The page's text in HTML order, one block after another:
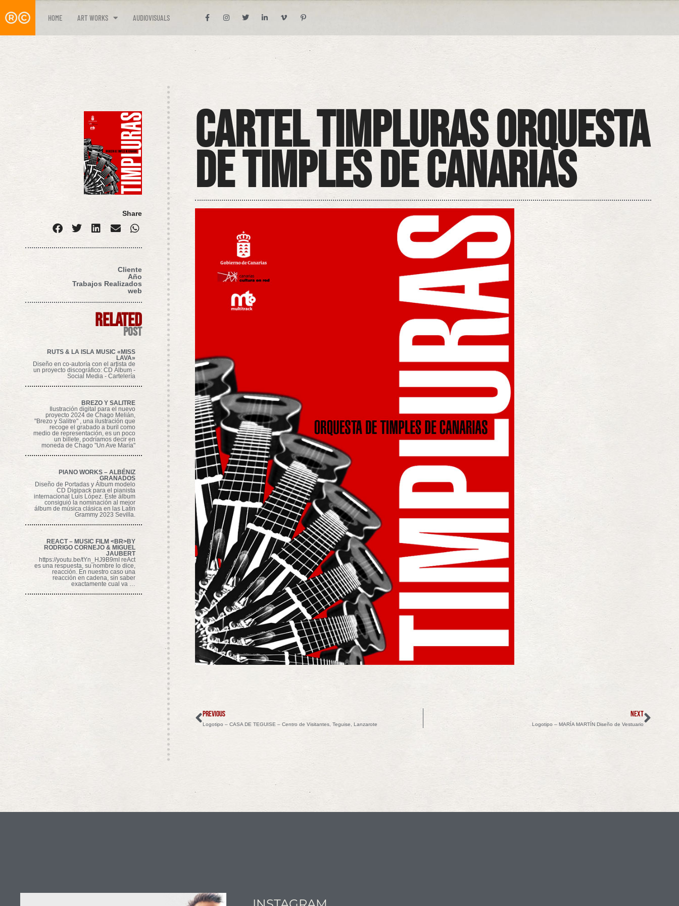
HOME ART WORKS AUDIOVISUALS
Share
Cliente
Año
Trabajos Realizados
web
related
post
RUTS & LA ISLA MUSIC «MISS
LAVA»
Diseño en co-autoría con el artista de
un proyecto discográfico: CD Álbum -
Social Media - Cartelería
BREZO Y SALITRE
Ilustración digital para el nuevo
proyecto 2024 de Chago Melián,
"Brezo y Salitre" , una ilustración que
recoge el grabado a buril como
medio de representación, es un poco
un billete, podríamos decir en
moneda de Chago "Un Ave María"
PIANO WORKS – ALBÉNIZ
GRANADOS
Diseño de Portadas y Álbum modelo
CD Digipack para el pianista
internacional Luis López. Este álbum
consiguió la nominación al mejor
álbum de música clásica en las Latin
Grammy 2023 Sevilla.
REACT – MUSIC FILM <BR>BY
RODRIGO CORNEJO & MIGUEL
JAUBERT
https://youtu.be/tYn_HJ9B9mI reAct
es una respuesta, su nombre lo dice,
reacción. En nuestro caso una
reacción en cadena, sin saber
exactamente cual va …
Cartel TIMPLURAS Orquesta
de Timples de Canarias
PREVIOUS
Logotipo – CASA DE TEGUISE – Centro de Visitantes, Teguise, Lanzarote
NEXT
Logotipo – MARÍA MARTÍN Diseño de Vestuario